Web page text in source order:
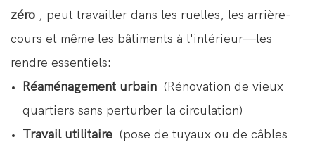
zéro , peut travailler dans les ruelles, les arrière-
cours et même les bâtiments à l'intérieur—les
rendre essentiels:
Réaménagement urbain (Rénovation de vieux
quartiers sans perturber la circulation)
Travail utilitaire (pose de tuyaux ou de câbles